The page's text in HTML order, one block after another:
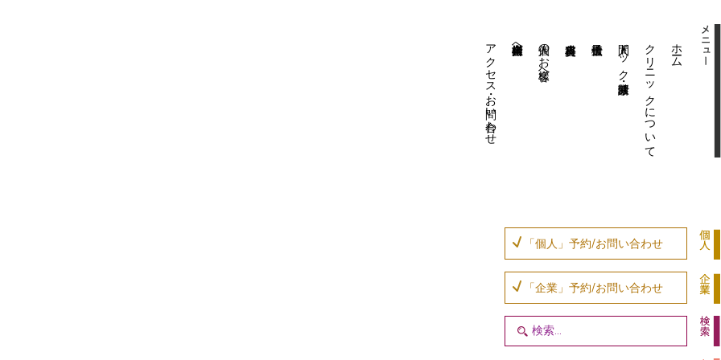
アクセス・お問い合わせ 企業内担当者様へ 個人のお客様へ 人間ドック・健康診断 クリニックについて ホーム
「個人」予約/お問い合わせ
「企業」予約/お問い合わせ